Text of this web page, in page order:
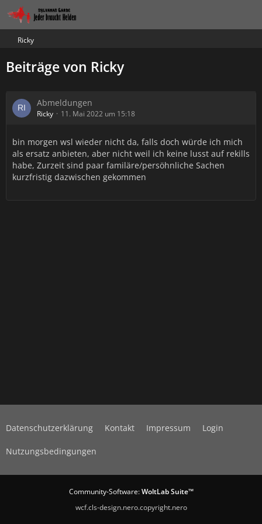
Ricky
Beiträge von Ricky
Abmeldungen
Ricky 11. Mai 2022 um 15:18
bin morgen wsl wieder nicht da, falls doch würde ich mich
als ersatz anbieten, aber nicht weil ich keine lusst auf rekills
habe, Zurzeit sind paar familäre/persöhnliche Sachen
kurzfristig dazwischen gekommen
Datenschutzerklärung Kontakt Impressum Login
Nutzungsbedingungen
Community-Software:WoltLab Suite™
wcf.cls-design.nero.copyright.nero